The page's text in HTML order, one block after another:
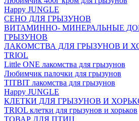
Happy JUNGLE
СЕНО ДЛЯ ГРЫЗУНОВ
ВИТАМИННО- МИНЕРАЛЬНЫЕ
ГРЫЗУНОВ
ЛАКОМСТВА ДЛЯ ГРЫЗУНОВ И
TRIOL
Little ONE лакомства для грызунов
Любимчик палочки для грызунов
TITBIT лакомства для грызунов
Happy JUNGLE
КЛЕТКИ ДЛЯ ГРЫЗУНОВ И
TRIOL клетки для грызунов и хорьков
ТОВАР ДЛЯ ПТИЦ